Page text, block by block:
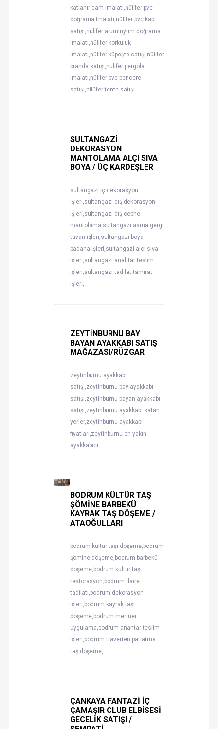
katlanır cam imalatı,nülifer pvc
doğrama imalatı,nülifer pvc kapı
satışı,nülifer alüminyum doğrama
imalatı,nülifer korkuluk
imalatı,nülifer küpeşte satışı,nülifer
branda satışı,nülifer pergola
imalatı,nülifer pvc pencere
satışı,nilüfer tente satışı
SULTANGAZİ
DEKORASYON
MANTOLAMA ALÇI SIVA
BOYA / ÜÇ KARDEŞLER
sultangazi iç dekorasyon
işleri,sultangazi dış dekorasyon
işleri,sultangazi dış cephe
mantolama,sultangazi asma gergi
tavan işleri,sultangazi boya
badana işleri,sultangazi alçı sıva
işleri,sultangazi anahtar teslim
işleri,sultangazi tadilat tamirat
işleri,
ZEYTİNBURNU BAY
BAYAN AYAKKABI SATIŞ
MAĞAZASI/RÜZGAR
zeytinburnu ayakkabı
satışı,zeytinburnu bay ayakkabı
satışı,zeytinburnu bayan ayakkabı
satışı,zeytinburnu ayakkabı satan
yerler,zeytinburnu ayakkabı
fiyatları,zeytinburnu en yakın
ayakkabıcı
BODRUM KÜLTÜR TAŞ
ŞÖMİNE BARBEKÜ
KAYRAK TAŞ DÖŞEME /
ATAOĞULLARI
bodrum kültür taşı döşeme,bodrum
şömine döşeme,bodrum barbekü
döşeme,bodrum kültür taşı
restorasyon,bodrum daire
tadilatı,bodrum dekorasyon
işleri,bodrum kayrak taşı
döşeme,bodrum mermer
uygulama,bodrum anahtar teslim
işleri,bodrum traverten patlatma
taş döşeme,
ÇANKAYA FANTAZİ İÇ
ÇAMAŞIR CLUB ELBİSESİ
GECELİK SATIŞI /